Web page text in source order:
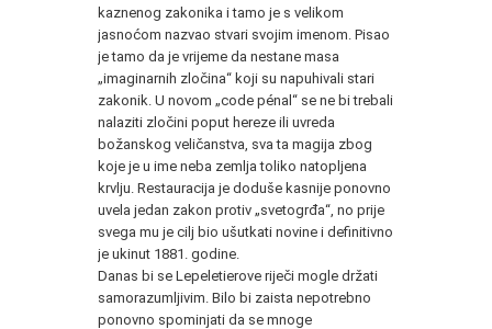
kaznenog zakonika i tamo je s velikom
jasnoćom nazvao stvari svojim imenom. Pisao
je tamo da je vrijeme da nestane masa
„imaginarnih zločina“ koji su napuhivali stari
zakonik. U novom „code pénal“ se ne bi trebali
nalaziti zločini poput hereze ili uvreda
božanskog veličanstva, sva ta magija zbog
koje je u ime neba zemlja toliko natopljena
krvlju. Restauracija je doduše kasnije ponovno
uvela jedan zakon protiv „svetogrđa“, no prije
svega mu je cilj bio ušutkati novine i definitivno
je ukinut 1881. godine.
Danas bi se Lepeletierove riječi mogle držati
samorazumljivim. Bilo bi zaista nepotrebno
ponovno spominjati da se mnoge